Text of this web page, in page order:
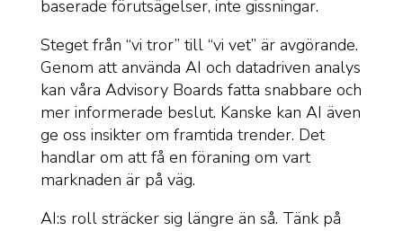
baserade förutsägelser, inte gissningar.
Steget från “vi tror” till “vi vet” är avgörande.
Genom att använda AI och datadriven analys
kan våra Advisory Boards fatta snabbare och
mer informerade beslut. Kanske kan AI även
ge oss insikter om framtida trender. Det
handlar om att få en föraning om vart
marknaden är på väg.
AI:s roll sträcker sig längre än så. Tänk på